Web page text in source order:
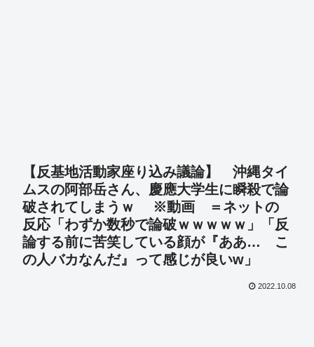
【反基地活動家座り込み議論】 沖縄タイ
ムスの阿部岳さん、慶應大学生に瞬殺で論
破されてしまうｗ ※動画 ＝ネットの
反応「わずか数秒で論破ｗｗｗｗｗ」「反
論する前に苦笑している顔が『ああ… こ
の人バカなんだ』って感じが良いw」
2022.10.08